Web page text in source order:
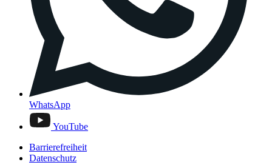
WhatsApp
YouTube
Barrierefreiheit
Datenschutz